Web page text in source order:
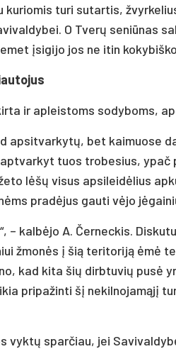
turi sutartis,
O Tverų seniūnas
įsigijo jos ne itin
ir apleistoms sodyboms,
apsitvarkytų, bet kaimuose
tuos trobesius, ypač
lėšų visus apsileidėlius
pradėjus gauti vėjo
– kalbėjo A. Černeckis.
žmonės į šią teritoriją ėmė
kad kita šių dirbtuvių pusė
pripažinti šį nekilnojamąjį
vyktų sparčiau, jei